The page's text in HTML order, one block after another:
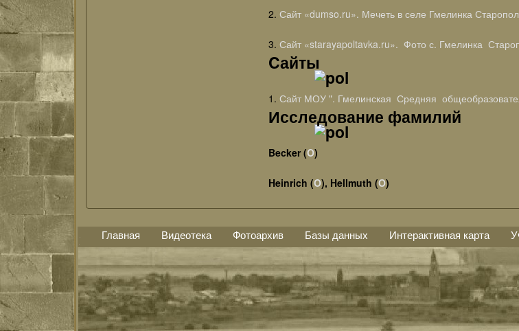
2. Сайт «dumso.ru». Мечеть в селе Гмелинка
3. Сайт «starayapoltavka.ru». Фото с. Гмелинка
Cайты
1. Сайт МОУ ". Гмелинская Средняя
Исследование фамилий
Becker (O)
Heinrich (O), Hellmuth (O)
Главная Видеотека Фотоархив Базы данных Интерактивная карта